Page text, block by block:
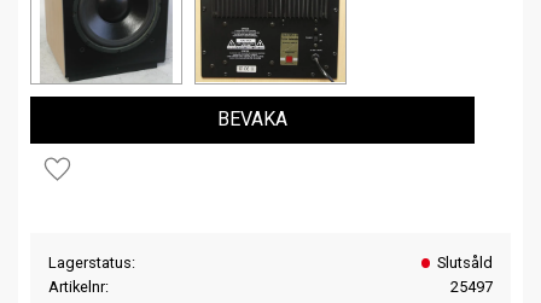
Lägg till i favoriter
BEVAKA
Lagerstatus
Slutsåld
Artikelnr
25497